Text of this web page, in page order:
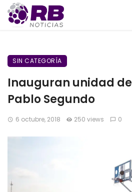
SIN CATEGORÍA
Inauguran unidad
Pablo Segundo
6 octubre, 2018 250 views 0